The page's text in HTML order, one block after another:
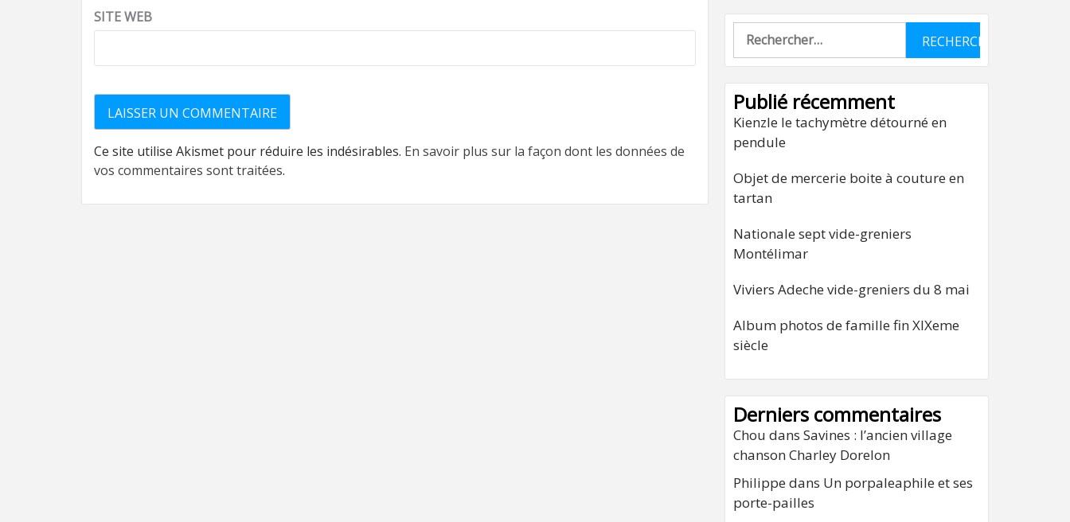
SITE WEB
Ce site utilise Akismet pour réduire les indésirables. En savoir plus sur la façon dont les données de
vos commentaires sont traitées.
Rechercher :
Publié récemment
Kienzle le tachymètre détourné en
pendule
Objet de mercerie boite à couture en
tartan
Nationale sept vide-greniers
Montélimar
Viviers Adeche vide-greniers du 8 mai
Album photos de famille fin XIXeme
siècle
Derniers commentaires
Chou dans Savines : l’ancien village
chanson Charley Dorelon
Philippe dans Un porpaleaphile et ses
porte-pailles